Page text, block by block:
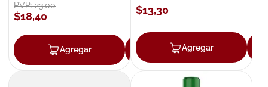
PVP:23,00
$18,40
Agregar Agregar
$13,30
Agregar